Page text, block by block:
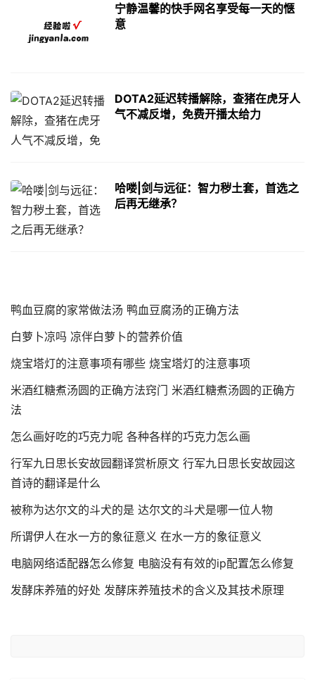
宁静温馨的快手网名享受每一天的惬
意
DOTA2延迟转播解除，查猪在虎牙人
气不减反增，免费开播太给力
哈喽|剑与远征：智力秽土套，首选之
后再无继承？
鸭血豆腐的家常做法汤 鸭血豆腐汤的正确方法
白萝卜凉吗 凉伴白萝卜的营养价值
烧宝塔灯的注意事项有哪些 烧宝塔灯的注意事项
米酒红糖煮汤圆的正确方法窍门 米酒红糖煮汤圆的正确方
法
怎么画好吃的巧克力呢 各种各样的巧克力怎么画
行军九日思长安故园翻译赏析原文 行军九日思长安故园这
首诗的翻译是什么
被称为达尔文的斗犬的是 达尔文的斗犬是哪一位人物
所谓伊人在水一方的象征意义 在水一方的象征意义
电脑网络适配器怎么修复 电脑没有有效的ip配置怎么修复
发酵床养殖的好处 发酵床养殖技术的含义及其技术原理